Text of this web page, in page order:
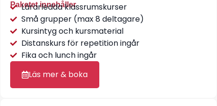
Paketet innehåller
Lärarledda klassrumskurser
Små grupper (max 8 deltagare)
Kursintyg och kursmaterial
Distanskurs för repetition ingår
Fika och lunch ingår
Läs mer & boka